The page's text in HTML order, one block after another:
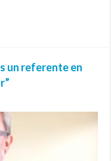
un referente en